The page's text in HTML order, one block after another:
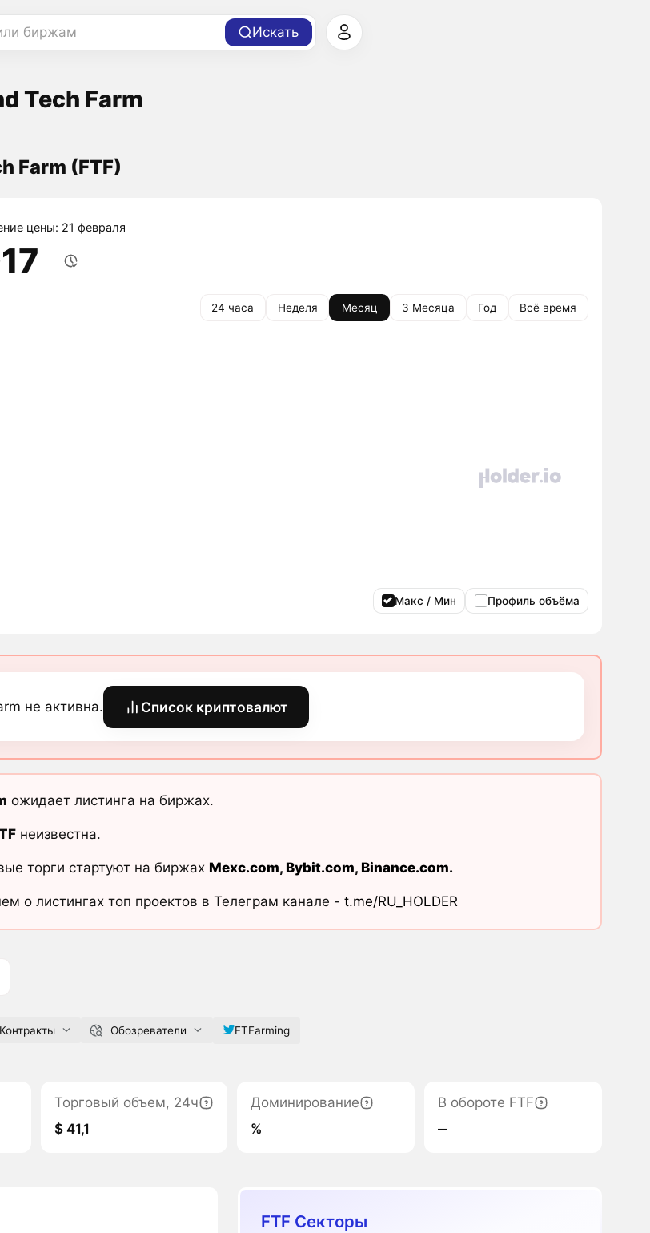
биржам Искать
Tech Farm
Farm (FTF)
цены: 21 февраля
24 часа Неделя Месяц 3 Месяца Год Всё время
Макс / Мин Профиль объёма
не активна. Список криптовалют
ожидает листинга на биржах.
неизвестна.
торги стартуют на биржах Mexc.com, Bybit.com, Binance.com.
о листингах топ проектов в Телеграм канале - t.me/RU_HOLDER
Контракты Обозреватели FTFarming
Торговый объем, 24ч
$ 41,1
Доминирование
%
В обороте FTF
‒
FTF Секторы